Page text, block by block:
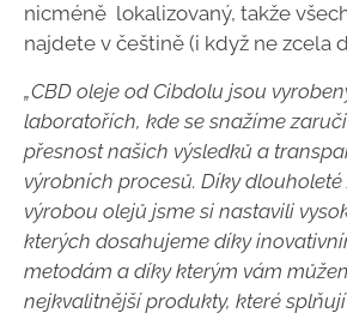
nicméně lokalizovaný, takže
najdete v češtině (i když ne zcela
„CBD oleje od Cibdolu jsou
laboratořích, kde se snažíme
přesnost našich výsledků a
výrobních procesů. Díky
výrobou olejů jsme si nastavili
kterých dosahujeme díky
metodám a díky kterým vám
nejkvalitnější produkty, které